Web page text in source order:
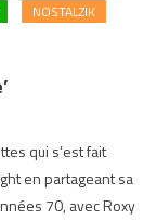
NOSTALZIK
qui s’est fait
en partageant sa
70, avec Roxy